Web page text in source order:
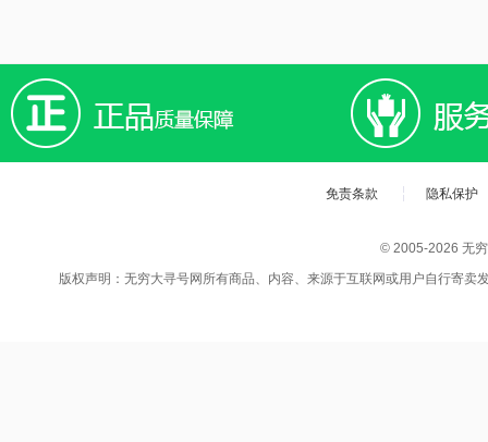
免责条款 隐私保护
© 2005-2026 无
版权声明：无穷大寻号网所有商品、内容、来源于互联网或用户自行寄卖